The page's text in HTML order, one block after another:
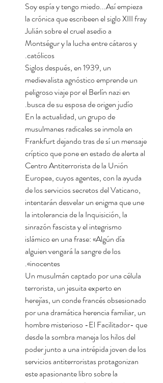
Soy espía y tengo miedo...Así empieza
la crónica que escribeen el siglo XIII fray
Julián sobre el cruel asedio a
Montségur y la lucha entre cátaros y
católicos.
Siglos después, en 1939, un
medievalista agnóstico emprende un
peligroso viaje por el Berlín nazi en
busca de su esposa de origen judío.
En la actualidad, un grupo de
musulmanes radicales se inmola en
Frankfurt dejando tras de sí un mensaje
críptico que pone en estado de alerta al
Centro Antiterrorista de la Unión
Europea, cuyos agentes, con la ayuda
de los servicios secretos del Vaticano,
intentarán desvelar un enigma que une
la intolerancia de la Inquisición, la
sinrazón fascista y el integrismo
islámico en una frase: «Algún día
alguien vengará la sangre de los
inocentes».
Un musulmán captado por una célula
terrorista, un jesuita experto en
herejías, un conde francés obsesionado
por una dramática herencia familiar, un
hombre misterioso -El Facilitador- que
desde la sombra maneja los hilos del
poder junto a una intrépida joven de los
servicios antiterroristas protagonizan
este apasionante libro sobre la